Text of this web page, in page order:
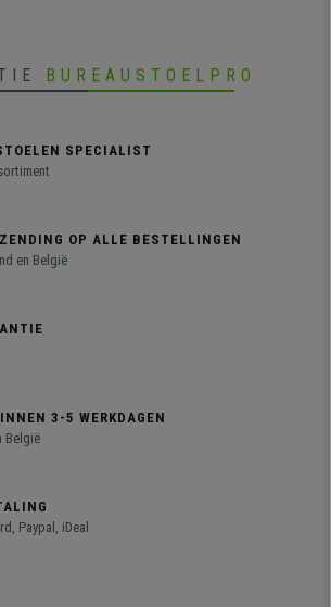
BUREAUSTOELPRO
SPECIALIST
OP ALLE BESTELLINGEN
en België
3-5 WERKDAGEN
België
Paypal, iDeal